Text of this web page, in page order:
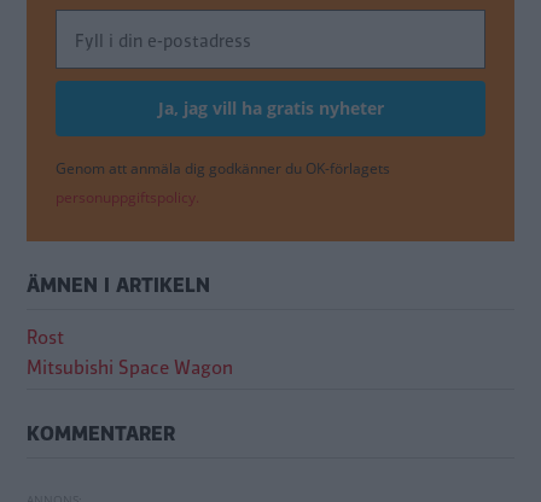
Genom att anmäla dig godkänner du OK-förlagets
personuppgiftspolicy.
ÄMNEN I ARTIKELN
Rost
Mitsubishi Space Wagon
KOMMENTARER